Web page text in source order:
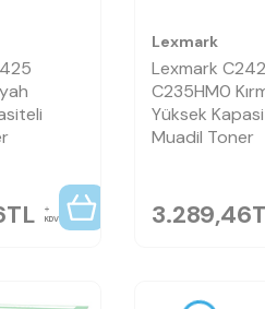
TL KDV
Lexmark
Lexmark
C235HM0
Yüksek
Muadil Toner
3.289,46